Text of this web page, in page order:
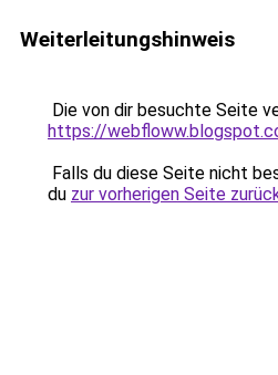
Weiterleitungshinweis
Die von dir besuchte Seite
https://
Falls du diese Seite nicht
du zur vorherigen Seite